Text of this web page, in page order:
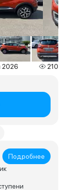
2026 210
Подробнее